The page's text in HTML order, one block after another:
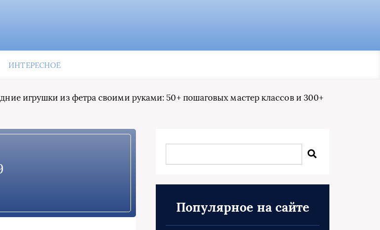
ИНТЕРЕСНОЕ
игрушки из фетра своими руками: 50+ пошаговых мастер классов и 300+
Популярное на сайте